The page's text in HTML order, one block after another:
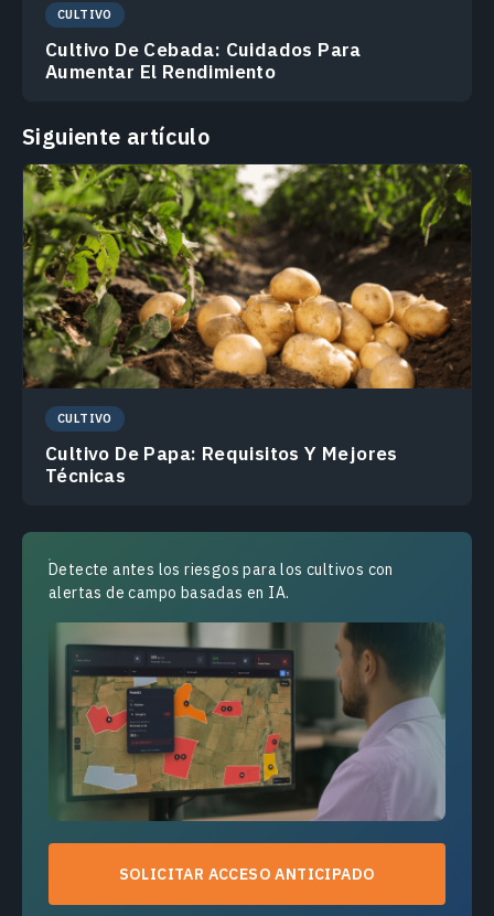
CULTIVO
Cultivo De Cebada: Cuidados Para
Aumentar El Rendimiento
Siguiente artículo
CULTIVO
Cultivo De Papa: Requisitos Y Mejores
Técnicas
Detecte antes los riesgos para los cultivos con
alertas de campo basadas en IA.
SOLICITAR ACCESO ANTICIPADO